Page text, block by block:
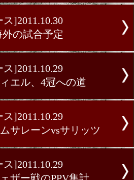
ース]2011.10.30
★ヌドゥロブvsカロ
海外の試合予定
ース]2011.10.29
ティエル、4冠への道